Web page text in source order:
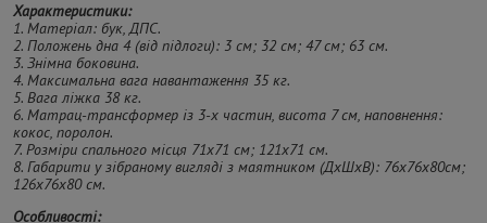
Характеристики:
1. Матеріал: бук, ДПС.
2. Положень дна 4 (від підлоги): 3 см; 32 см; 47 см; 63 см.
3. Знімна боковина.
4. Максимальна вага навантаження 35 кг.
5. Вага ліжка 38 кг.
6. Матрац-трансформер із 3-х частин, висота 7 см, наповнення:
кокос, поролон.
7. Розміри спального місця 71х71 см; 121х71 см.
8. Габарити у зібраному вигляді з маятником (ДхШхВ): 76х76х80см;
126х76х80 см.
Особливості: